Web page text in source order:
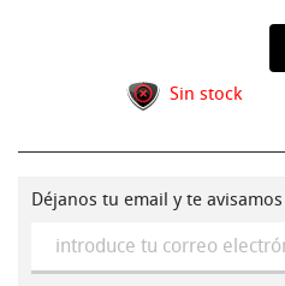
Sin stock
Déjanos tu email y te